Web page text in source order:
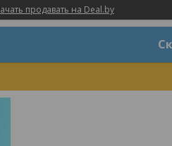
продавать на Deal.by